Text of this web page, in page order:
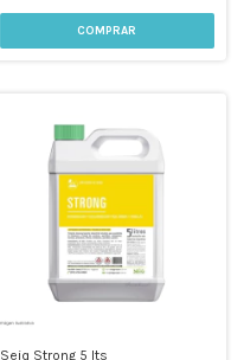
COMPRAR
Seiq Strong 5 lts